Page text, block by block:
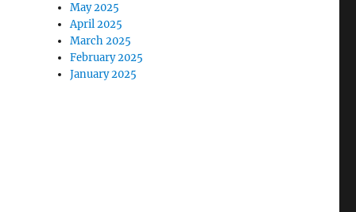
May 2025
April 2025
March 2025
February 2025
January 2025